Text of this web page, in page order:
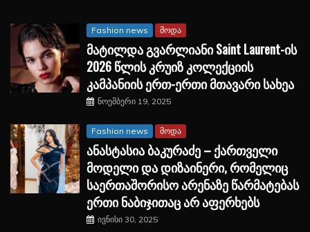
Fashion news მოდა
მატილდა გვარლიანი Saint Laurent-ის
2026 წლის კრუიზ კოლექციის
კამპანიის ერთ-ერთი მთავარი სახეა
ნოემბერი 19, 2025
Fashion news მოდა
ანასტასია ბაკურაძე – ქართველი
მოდელი და დიზაინერი, რომელიც
საერთაშორისო არენაზე წარმატებას
ერთი ნაბიჯითაც არ აფერხებს
ივნისი 30, 2025